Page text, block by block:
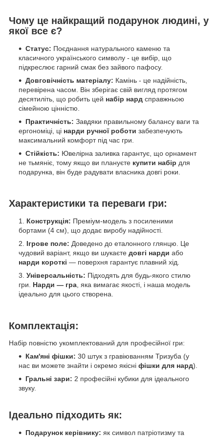
Чому це найкращий подарунок людині, у
якої все є?
Статус: Поєднання натурального каменю та
класичного українського символу - це вибір, що
підкреслює гарний смак без зайвого пафосу.
Довговічність матеріалу: Камінь - це надійність,
перевірена часом. Він зберігає свій вигляд протягом
десятиліть, що робить цей набір нард справжньою
сімейною цінністю.
Практичність: Завдяки правильному балансу ваги та
ергономіці, ці нарди ручної роботи забезпечують
максимальний комфорт під час гри.
Стійкість: Ювелірна заливка гарантує, що орнамент
не тьмяніє, тому якщо ви плануєте купити набір для
подарунка, він буде радувати власника довгі роки.
Характеристики та переваги гри:
Конструкція: Преміум-модель з посиленими
бортами (4 см), що додає виробу надійності.
Ігрове поле: Доведено до еталонного глянцю. Це
чудовий варіант, якщо ви шукаєте довгі нарди або
нарди короткі — поверхня гарантує плавний хід.
Універсальність: Підходять для будь-якого стилю
гри. Нарди — гра , яка вимагає якості, і наша модель
ідеально для цього створена.
Комплектація:
Набір повністю укомплектований для професійної гри:
Кам'яні фішки: 30 штук з гравіюванням Тризуба (у
нас ви можете знайти і окремо якісні фішки для нард).
Гральні зари: 2 професійні кубики для ідеального
звуку.
Ідеально підходить як:
Подарунок керівнику: як символ патріотизму та